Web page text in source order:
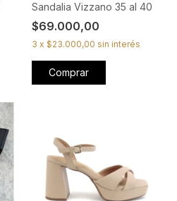
Sandalia Vizzano 35 al 40
$69.000,00
3 x $23.000,00 sin interés
Comprar